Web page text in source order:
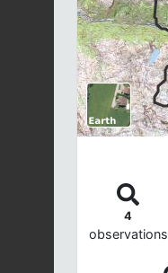
4
observations